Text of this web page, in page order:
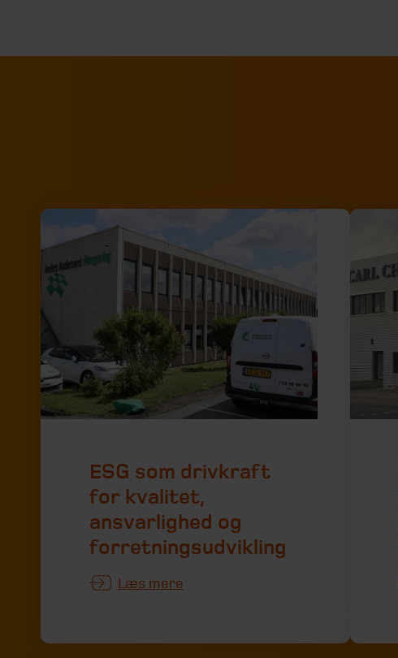
ESG som drivkraft
for kvalitet,
ansvarlighed og
forretningsudvikling
Læs mere